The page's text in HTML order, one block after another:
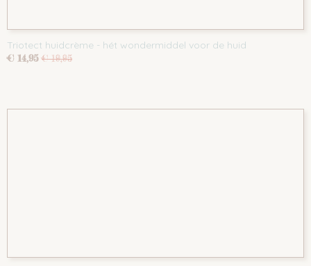
Triotect huidcrème - hét wondermiddel voor de huid
€ 14,95 € 19,95